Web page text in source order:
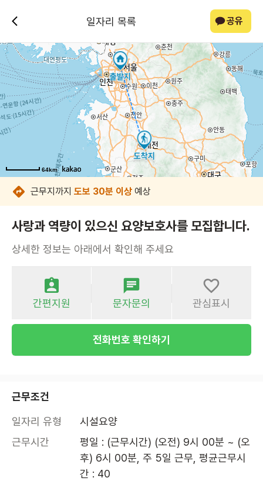
일자리 목록 공유
64km
64km
64km
64km
64km
64km
64km
64km
근무지까지 도보 30분 이상 예상
사랑과 역량이 있으신 요양보호사를 모집합니다.
상세한 정보는 아래에서 확인해 주세요
간편지원 문자문의 관심표시
전화번호 확인하기
근무조건
일자리 유형
시설요양
근무시간
평일 : (근무시간) (오전) 9시 00분 ~ (오
후) 6시 00분, 주 5일 근무, 평균근무시
간 : 40